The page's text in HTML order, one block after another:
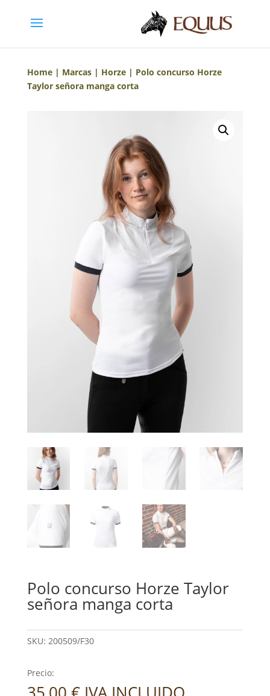
Home| Marcas| Horze| Polo concurso Horze
Taylor señora manga corta
Polo concurso Horze Taylor
señora manga corta
SKU: 200509/F30
Precio: